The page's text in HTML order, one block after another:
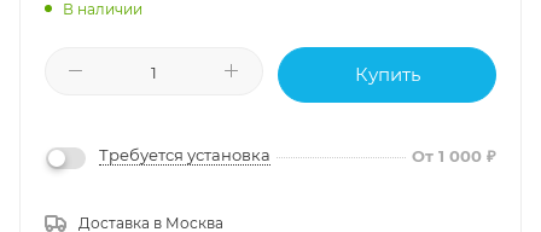
В наличии
Купить
Требуется установка От 1 000 ₽
Доставка в Москва